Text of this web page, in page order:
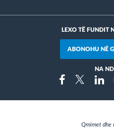
LEXO TË FUNDIT
ABONOHU NË
NA
FacebookTwitter
Qmimet dhe